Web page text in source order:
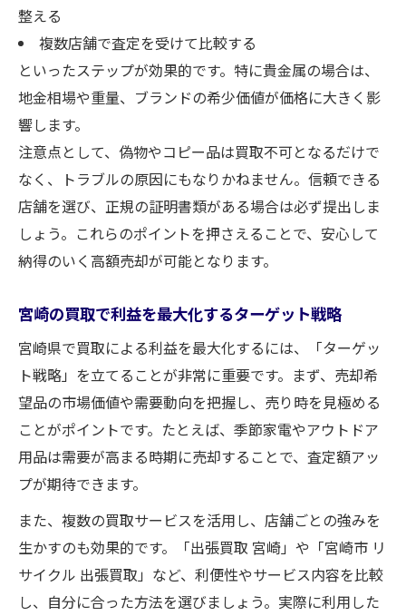
整える
複数店舗で査定を受けて比較する
といったステップが効果的です。特に貴金属の場合は、
地金相場や重量、ブランドの希少価値が価格に大きく影
響します。
注意点として、偽物やコピー品は買取不可となるだけで
なく、トラブルの原因にもなりかねません。信頼できる
店舗を選び、正規の証明書類がある場合は必ず提出しま
しょう。これらのポイントを押さえることで、安心して
納得のいく高額売却が可能となります。
宮崎の買取で利益を最大化するターゲット戦略
宮崎県で買取による利益を最大化するには、「ターゲッ
ト戦略」を立てることが非常に重要です。まず、売却希
望品の市場価値や需要動向を把握し、売り時を見極める
ことがポイントです。たとえば、季節家電やアウトドア
用品は需要が高まる時期に売却することで、査定額アッ
プが期待できます。
また、複数の買取サービスを活用し、店舗ごとの強みを
生かすのも効果的です。「出張買取 宮崎」や「宮崎市 リ
サイクル 出張買取」など、利便性やサービス内容を比較
し、自分に合った方法を選びましょう。実際に利用した